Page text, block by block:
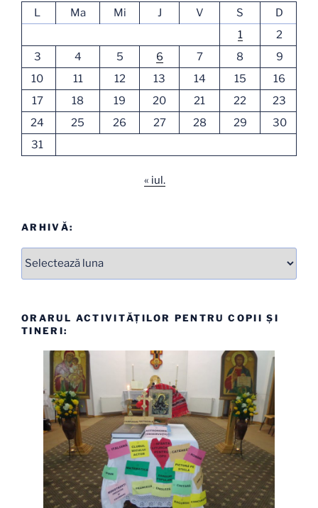
L
Ma Mi J V S
D
1
2
3
4 5 6 7 8
9
10
11 12 13 14 15
16
17
18 19 20 21 22
23
24
25 26 27 28 29
30
31
« iul.
ARHIVĂ:
Arhive
ORARUL ACTIVITĂȚILOR PENTRU COPII ȘI
TINERI: